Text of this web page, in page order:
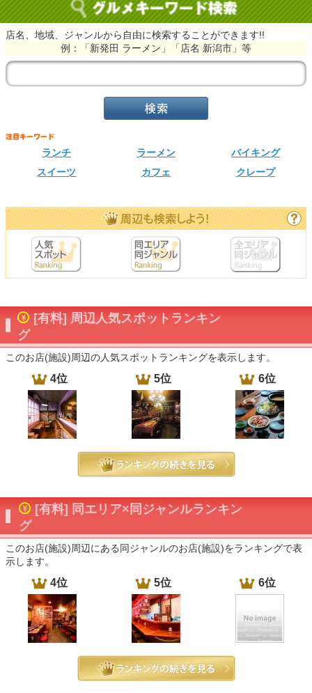
店名、地域、ジャンルから自由に検索することができます!!
例：「新発田 ラーメン」「店名 新潟市」等
ランチ ラーメン
バイキング
スイーツ
カフェ クレープ
[有料] 周辺人気スポットランキン
グ
このお店(施設)周辺の人気スポットランキングを表示します。
4位 5位 6位
[有料] 同エリア×同ジャンルランキン
グ
このお店(施設)周辺にある同ジャンルのお店(施設)をランキングで表
示します。
4位 5位 6位